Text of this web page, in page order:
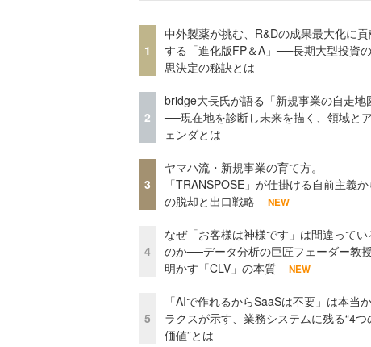
1
中外製薬が挑む、R&Dの成果最大化に
する「進化版FP＆A」──長期大型投資
思決定の秘訣とは
2
bridge大長氏が語る「新規事業の自走地
──現在地を診断し未来を描く、領域と
ェンダとは
3
ヤマハ流・新規事業の育て方。
「TRANSPOSE」が仕掛ける自前主義か
の脱却と出口戦略
NEW
4
なぜ「お客様は神様です」は間違ってい
のか──データ分析の巨匠フェーダー教
明かす「CLV」の本質
NEW
5
「AIで作れるからSaaSは不要」は本当か
ラクスが示す、業務システムに残る“4つ
価値”とは